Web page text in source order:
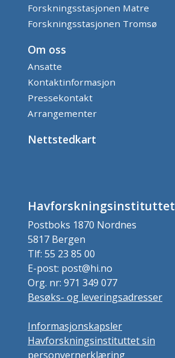
Forskningsstasjonen Matre
Forskningsstasjonen Tromsø
Om oss
Ansatte
Kontaktinformasjon
Pressekontakt
Arrangementer
Nettstedkart
Havforskningsinstituttet
Postboks 1870 Nordnes
5817 Bergen
Tlf: 55 23 85 00
E-post: post@hi.no
Org. nr: 971 349 077
Besøks- og leveringsadresser
Informasjonskapsler
Havforskningsinstituttet sin
personvernerklæring